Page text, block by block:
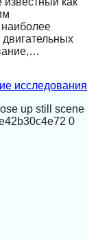
исследования